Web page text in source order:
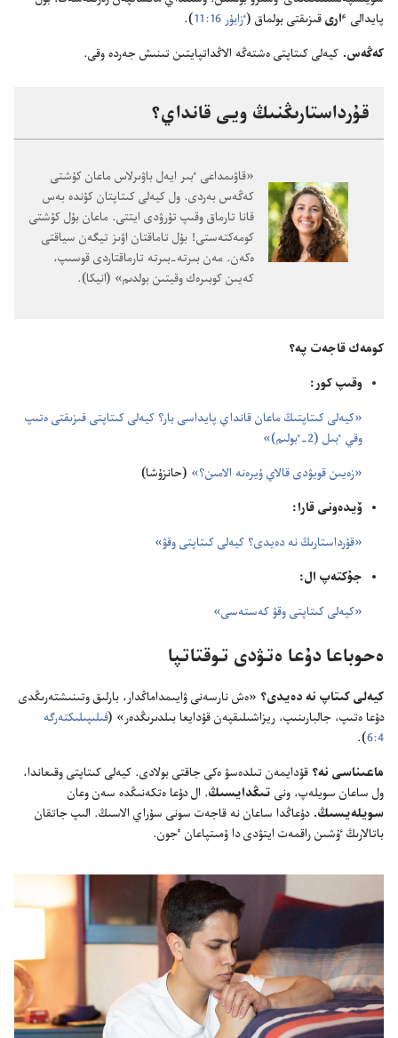
پايدالى ٵرى قىزىقتى بولماق (‏ٴ‌زابۇ‌ر 16:‏11
‏)‏.‏
كە‌ڭە‌س.‏ كيە‌لى كىتاپتى ە‌شتە‌ڭە الاڭداتپايتىن تىنىش جە‌ردە وقى.‏
قۇ‌رداستارىڭنىڭ ويى قانداي؟‏
‏«قاۋىمداعى ٴ‌بىر ايە‌ل باۋىرلاس ماعان كۇ‌شتى
كە‌ڭە‌س بە‌ردى.‏ ول كيە‌لى كىتاپتان كۇ‌ندە بە‌س
قانا تارماق وقىپ تۇ‌رۋدى ايتتى.‏ ماعان بۇ‌ل كۇ‌شتى
كومە‌كتە‌ستى!‏ بۇ‌ل تاماقتان اۋىز تيگە‌ن سياقتى
ە‌كە‌ن.‏ مە‌ن بىرتە-‏بىرتە تارماقتاردى قوسىپ،‏
كە‌يىن كوبىرە‌ك وقيتىن بولدىم» (‏انيكا)‏.‏
كومە‌ك قاجە‌ت پە؟‏
وقىپ كور:‏
‏«كيە‌لى كىتاپتىڭ ماعان قانداي پايداسى بار؟‏ كيە‌لى كىتاپتى قىزىقتى ە‌تىپ
وقي ٴ‌بىل (‏2-‏ٴ‌بولىم)‏»‏
‏«زە‌يىن قويۋدى قالاي ۇ‌يرە‌نە الامىن؟‏»‏ (‏حانزۇ‌شا)‏
ۆيدە‌ونى قارا:‏
‏«قۇ‌رداستارىڭ نە دە‌يدى؟‏ كيە‌لى كىتاپتى وقۋ»‏
جۇ‌كتە‌پ ال:‏
‏«كيە‌لى كىتاپتى وقۋ كە‌ستە‌سى»‏
ە‌حوباعا دۇ‌عا ە‌تۋدى توقتاتپا
كيە‌لى كىتاپ نە دە‌يدى؟‏ «ە‌ش نارسە‌نى ۋايىمداماڭدار،‏ بارلىق وتىنىشتە‌رىڭدى
دۇ‌عا ە‌تىپ،‏ جالبارىنىپ،‏ ريزاشىلىقپە‌ن قۇ‌دايعا بىلدىرىڭدە‌ر» (‏فىلىپىلىكتە‌رگە
4:‏6
‏)‏.‏
ماعىناسى نە؟‏ قۇ‌دايمە‌ن تىلدە‌سۋ ە‌كى جاقتى بولادى.‏ كيە‌لى كىتاپتى وقىعاندا،‏
ول ساعان سويلە‌پ،‏ ونى تىڭدايسىڭ‏.‏ ال دۇ‌عا ە‌تكە‌نىڭدە سە‌ن وعان
سويلە‌يسىڭ.‏ دۇ‌عاڭدا ساعان نە قاجە‌ت سونى سۇ‌راي الاسىڭ.‏ الىپ جاتقان
باتالارىڭ ٷشىن راقمە‌ت ايتۋدى دا ۇ‌مىتپاعان ٴ‌جون.‏